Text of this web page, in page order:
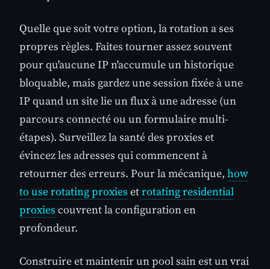
Quelle que soit votre option, la rotation a ses
propres règles. Faites tourner assez souvent
pour qu'aucune IP n'accumule un historique
bloquable, mais gardez une session fixée à une
IP quand un site lie un flux à une adresse (un
parcours connecté ou un formulaire multi-
étapes). Surveillez la santé des proxies et
évincez les adresses qui commencent à
retourner des erreurs. Pour la mécanique, how
to use rotating proxies etrotating residential
proxies couvrent la configuration en
profondeur.
Construire et maintenir un pool sain est un vrai